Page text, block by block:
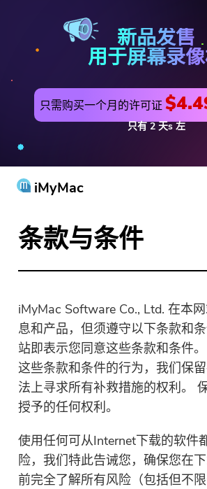
新品发售
用于屏幕录
只需购买一个月的许可证
只有2 天s左
iMyMac
产品与解决方案
公用事业
PowerMyMac
强力卸载
视频转换
屏幕录影大师
PDF压缩机
商店
条款与条件
iMyMac Software Co., Ltd. 在本
息和产品，但须遵守以下条款和
站即表示您同意这些条款和条件
这些条款和条件的行为，我们保
法上寻求所有补救措施的权利。
授予的任何权利。
使用任何可从Internet下载的软件
险，我们特此告诫您，确保您在
前完全了解所有风险（包括但不